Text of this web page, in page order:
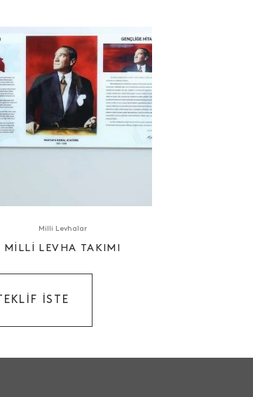
Milli Levhalar
MILLI LEVHA TAKIMI
TEKLIF ISTE